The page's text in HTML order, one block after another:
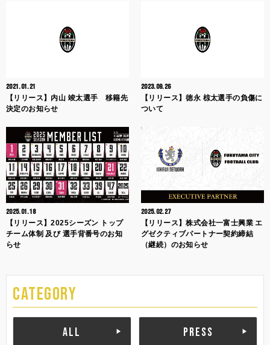
2021.01.21
【リリース】内山 竣太選手 移籍先
決定のお知らせ
2023.09.26
【リリース】徳永 椋太選手の負傷に
ついて
2025.01.18
【リリース】2025シーズン トップ
チーム体制 及び 選手背番号のお知
らせ
2025.02.27
【リリース】株式会社一富士興業 エ
グゼクティブパートナー契約締結
（継続）のお知らせ
CATEGORY
ALL PRESS